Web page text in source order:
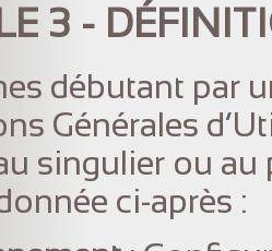
3 -
débutant par
Générales
singulier ou
ci-après :